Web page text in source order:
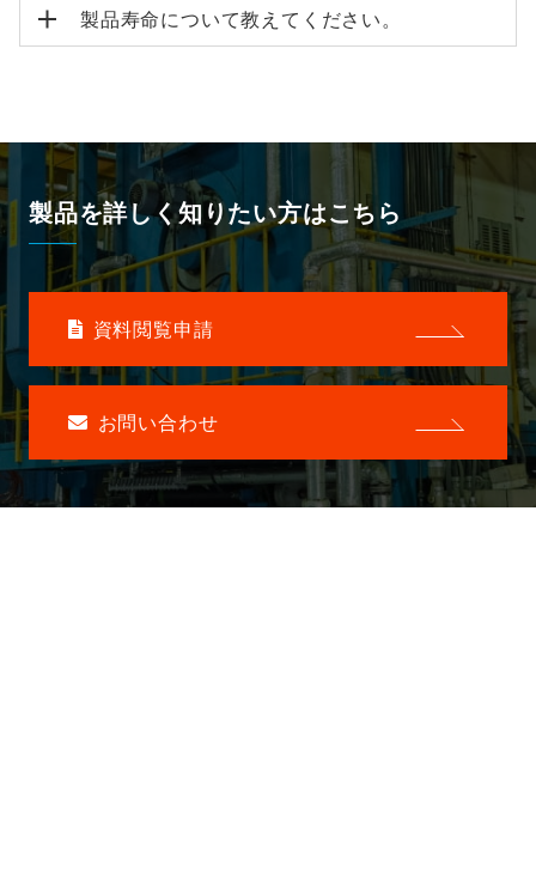
製品寿命について教えてください。
製品を詳しく知りたい方はこちら
資料閲覧申請
お問い合わせ